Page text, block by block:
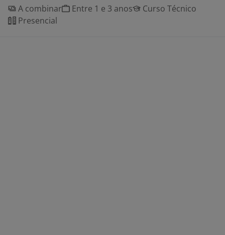
A combinar
Entre 1 e 3 anos
Curso Técnico
Presencial